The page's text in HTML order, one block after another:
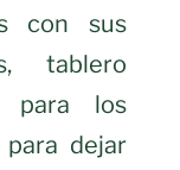
con sus
tablero
para los
dejar